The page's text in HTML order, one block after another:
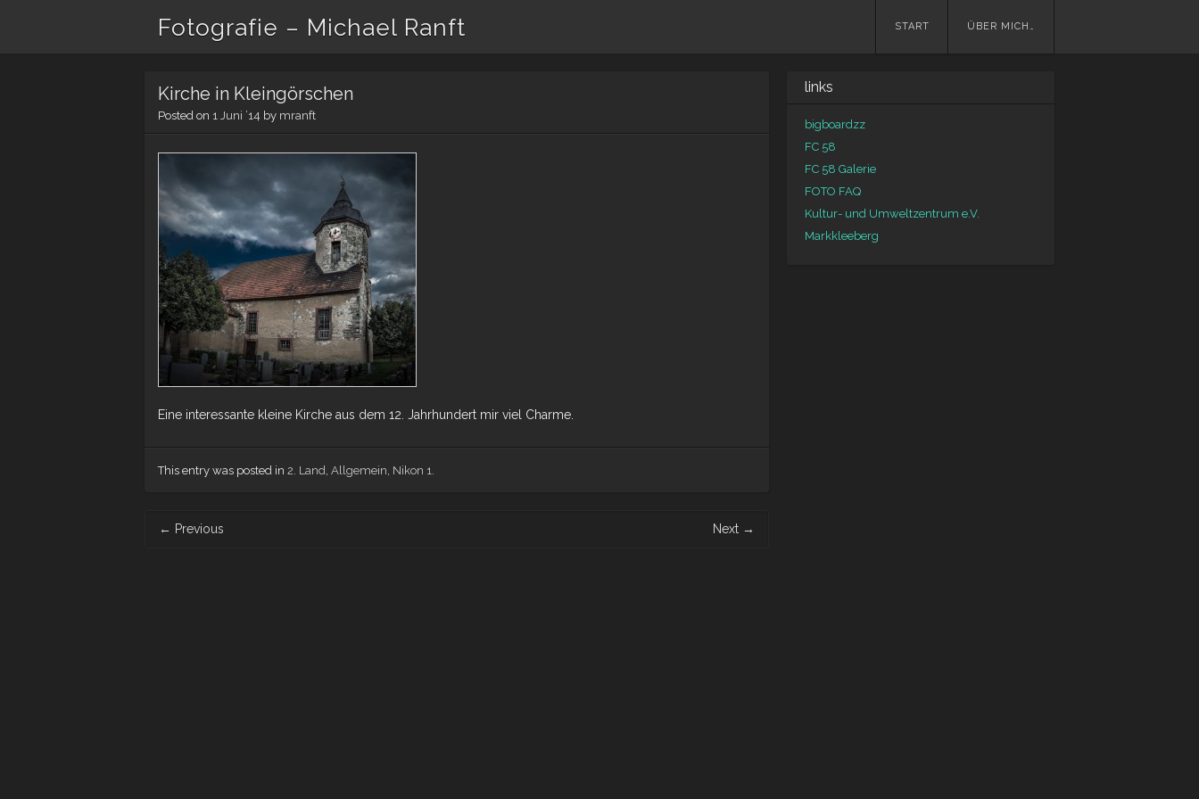
Fotografie – Michael Ranft Menu
Skip to content
START ÜBER MICH…
Kirche in Kleingörschen
Posted on 1 Juni ’14 by mranft
Eine interessante kleine Kirche aus dem 12. Jahrhundert mir viel Charme.
This entry was posted in 2. Land, Allgemein, Nikon 1.
← Previous Next →
links
bigboardzz
FC 58
FC 58 Galerie
FOTO FAQ
Kultur- und Umweltzentrum e.V.
Markkleeberg